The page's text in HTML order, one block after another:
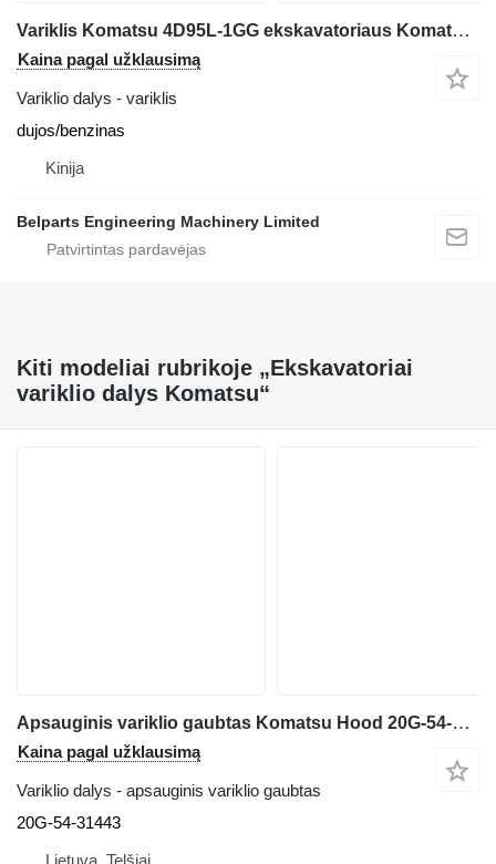
Variklis Komatsu 4D95L-1GG ekskavatoriaus Komatsu PC60‑3 PC60‑5 PC60‑6 PC75UU‑1 PC100‑5 PC120‑5 PC130‑5
Kaina pagal užklausimą
Variklio dalys - variklis
dujos/benzinas
Kinija
Belparts Engineering Machinery Limited
Kiti modeliai rubrikoje „Ekskavatoriai
variklio dalys Komatsu“
Apsauginis variklio gaubtas Komatsu Hood 20G-54-31443 ekskavatoriaus Komatsu PW160-7H
Kaina pagal užklausimą
Variklio dalys - apsauginis variklio gaubtas
20G-54-31443